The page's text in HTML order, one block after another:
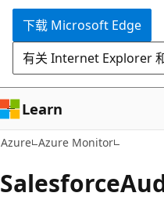
内
下载 Microsoft Edge
有关 Internet Explorer
Learn
Azure Azure Monitor